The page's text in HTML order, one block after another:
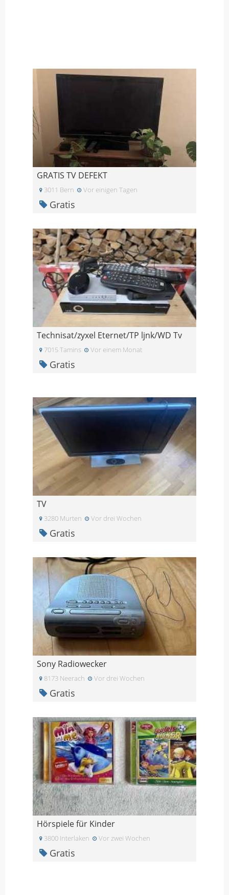
GRATIS TV DEFEKT
3011 Bern Vor einigen Tagen
Gratis
Technisat/zyxel Eternet/TP ljnk/WD Tv
7015 Tamins Vor einem Monat
Gratis
TV
3280 Murten Vor drei Wochen
Gratis
Sony Radiowecker
8173 Neerach Vor drei Wochen
Gratis
Hörspiele für Kinder
3800 Interlaken Vor zwei Wochen
Gratis